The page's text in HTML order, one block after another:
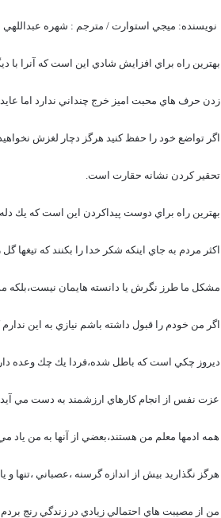
نويسنده: ميجي استوارت / مترجم : شهره عبداللهي
بهترين راه براي افزايش شادي اين است كه آنرا با
زدن حرف هاي محبت اميز خرج چنداني ندارد اما
اگر تواضع خود را حفظ كنيد هرگز دچار لغزش
تحقير كردن نشانه حقارت است.
بهترين راه براي دوست پيداكردن اين است كه يك
اكثر مردم به جاي اينكه شكر خدا را بكنند كه تيغها
مشكل ما طرز نگرش يا دانسته هايمان
اگر من خودم را قبول داشته باشم نيازي به اين
ديروز چكي است كه باطل شده،فردا يك چك وعده
عزت نفس از انجام كارهاي ارزشمند به دست مي
همه ادمها معلم من هستند،بعضي از آنها به من ياد
هرگز نگذاريد بيش از اندازه گرسنه ،عصباني ،تنها و
من از مصيبت هاي احتمالي زيادي در زندگي رنج بردم